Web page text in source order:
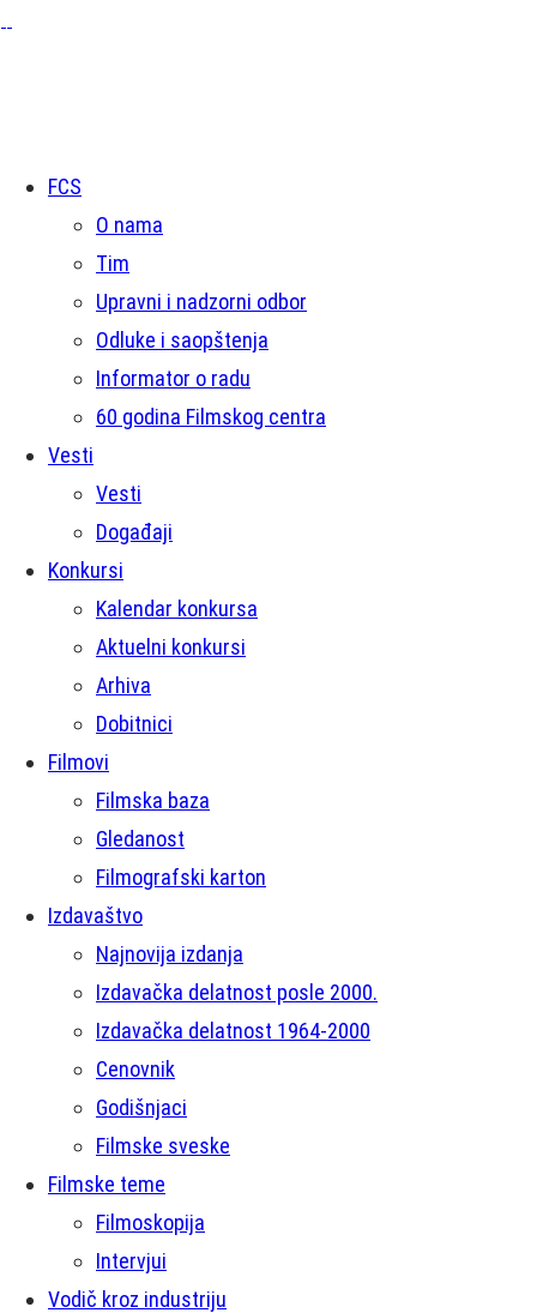
FCS
O nama
Tim
Upravni i nadzorni odbor
Odluke i saopštenja
Informator o radu
60 godina Filmskog centra
Vesti
Vesti
Događaji
Konkursi
Kalendar konkursa
Aktuelni konkursi
Arhiva
Dobitnici
Filmovi
Filmska baza
Gledanost
Filmografski karton
Izdavaštvo
Najnovija izdanja
Izdavačka delatnost posle 2000.
Izdavačka delatnost 1964-2000
Cenovnik
Godišnjaci
Filmske sveske
Filmske teme
Filmoskopija
Intervjui
Vodič kroz industriju